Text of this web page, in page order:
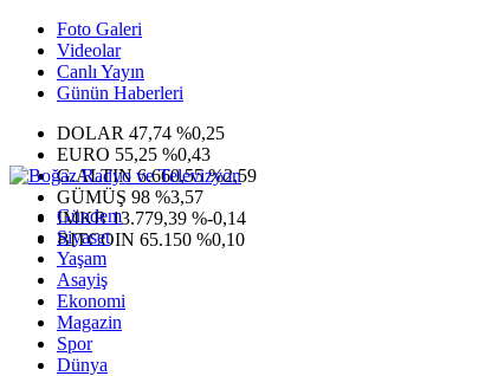
Foto Galeri
Videolar
Canlı Yayın
Günün Haberleri
DOLAR 47,74 %0,25
EURO 55,25 %0,43
G.ALTIN6.660,55 %2,59
GÜMÜŞ 98 %3,57
IMKB13.779,39 %-0,14
BITCOIN 65.150 %0,10
Gündem
Siyaset
Yaşam
Asayiş
Ekonomi
Magazin
Spor
Dünya